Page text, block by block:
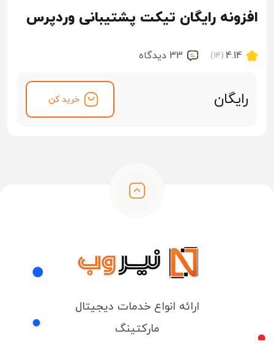
افزونه رایگان تیکت پشتیبانی وردپرس
4.14
(14) 33 ديدگاه
رایگان خرید کن
ارائه انواع خدمات دیجیتال
مارکتینگ